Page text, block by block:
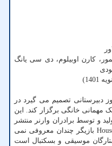
کارن اوبیلوم، دی سی یانگ
دبیرستانی تصمیم می گیرد در
مهمانی خانگی برگزار کند. این
و توسط برادران وارنر منتشر
بازیگر چندان معروفی نمی
موسیقی و بسکتبال است